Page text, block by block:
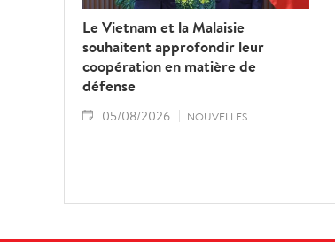
Le Vietnam et la Malaisie
souhaitent approfondir leur
coopération en matière de
défense
05/08/2026 NOUVELLES